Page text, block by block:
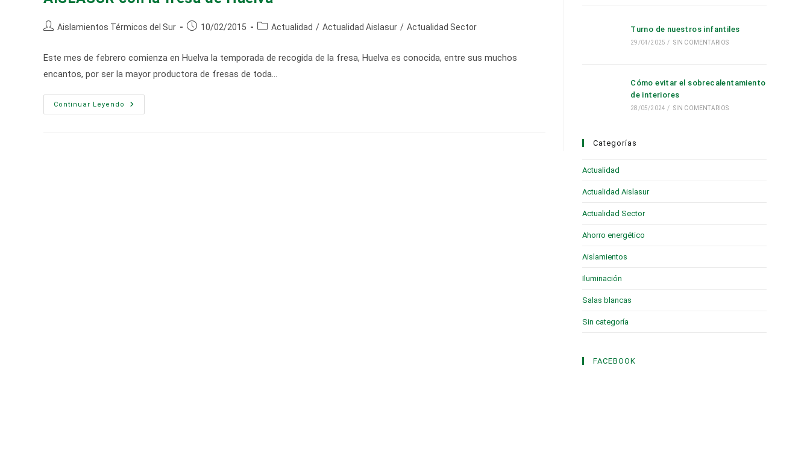
Autor
entrada:
Aislamientos Térmicos del Sur
Publicación
entrada:
10/02/2015
Categoría
entrada:
Actualidad / Actualidad Aislasur / Actualidad Sector
Este mes de febrero comienza en Huelva la temporada de recogida de la fresa, Huelva es conocida, entre sus muchos
encantos, por ser la mayor productora de fresas de toda…
Continuar Leyendo
AISLASUR
Con
Turno de nuestros infantiles
29/04/2025 / SIN COMENTARIOS
Cómo evitar el sobrecalentamiento
de interiores
28/05/2024 / SIN COMENTARIOS
Categorías
Actualidad
Actualidad Aislasur
Actualidad Sector
Ahorro energético
Aislamientos
Iluminación
Salas blancas
Sin categoría
FACEBOOK